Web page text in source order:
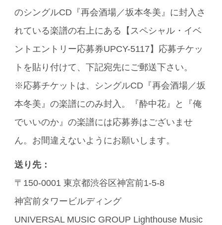
のシングルCD『再会酒場／坂本冬美』に封入さ
れている楽譜の右上にある【スペシャル・イベ
ントエントリー応募券UPCY-5117】応募チケッ
トを貼り付けて、下記宛先にご郵送下さい。
※応募チケットは、シングルCD『再会酒場／坂
本冬美』の楽譜にのみ封入。『酔中花』と『俺
でいいのか』の楽譜には応募券はございませ
ん。お間違えないようにお願いします。
送り先：
〒150-0001 東京都渋谷区神宮前1-5-8
神宮前タワービルディング
UNIVERSAL MUSIC GROUP Lighthouse Music